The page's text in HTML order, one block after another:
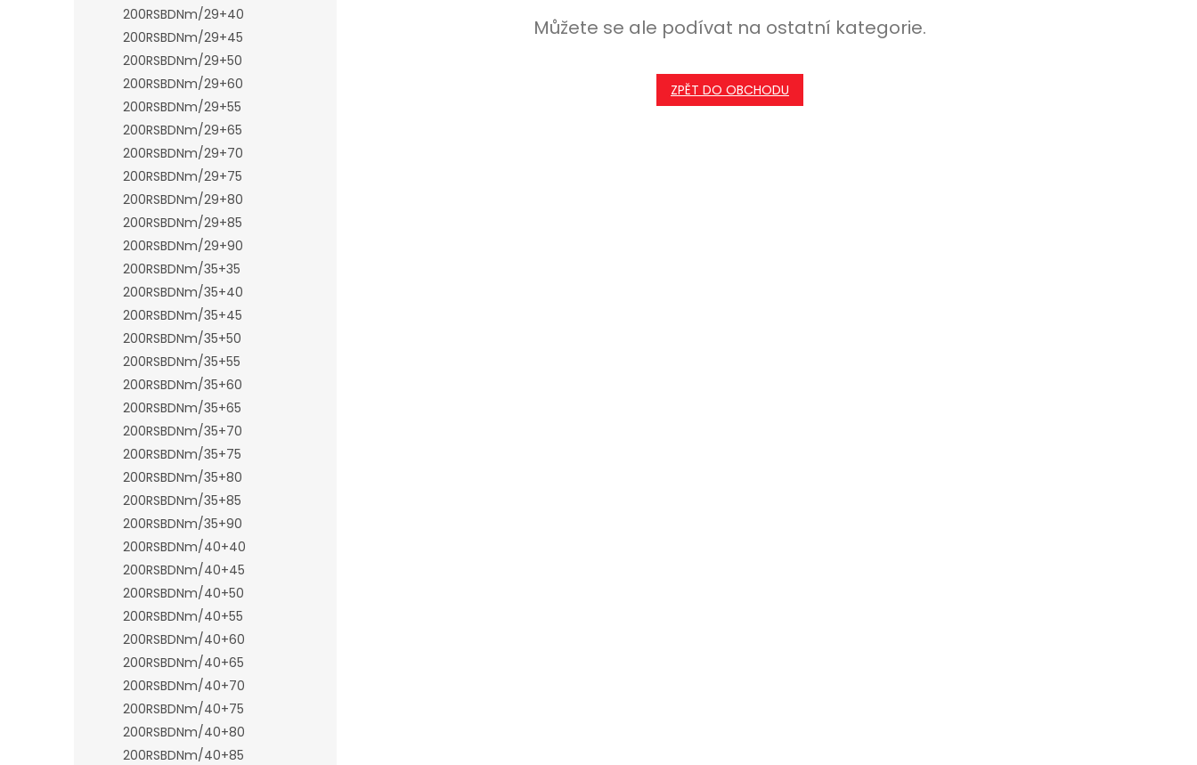
200RSBDNm/29+40
200RSBDNm/29+45
200RSBDNm/29+50
200RSBDNm/29+60
200RSBDNm/29+55
200RSBDNm/29+65
200RSBDNm/29+70
200RSBDNm/29+75
200RSBDNm/29+80
200RSBDNm/29+85
200RSBDNm/29+90
200RSBDNm/35+35
200RSBDNm/35+40
200RSBDNm/35+45
200RSBDNm/35+50
200RSBDNm/35+55
200RSBDNm/35+60
200RSBDNm/35+65
200RSBDNm/35+70
200RSBDNm/35+75
200RSBDNm/35+80
200RSBDNm/35+85
200RSBDNm/35+90
200RSBDNm/40+40
200RSBDNm/40+45
200RSBDNm/40+50
200RSBDNm/40+55
200RSBDNm/40+60
200RSBDNm/40+65
200RSBDNm/40+70
200RSBDNm/40+75
200RSBDNm/40+80
200RSBDNm/40+85
Můžete se ale podívat na ostatní kategorie.
ZPĚT DO OBCHODU